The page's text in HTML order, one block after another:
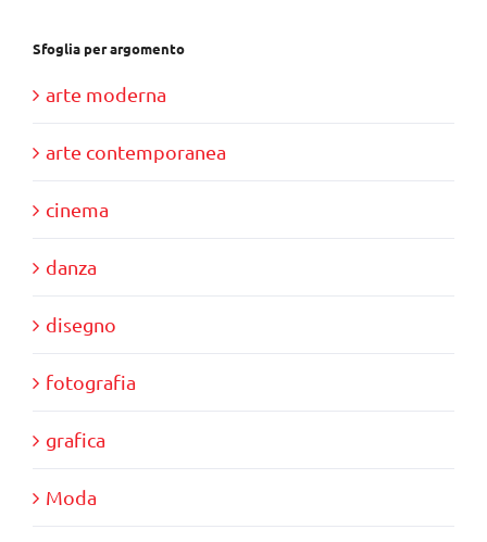
Sfoglia per argomento
arte moderna
arte contemporanea
cinema
danza
disegno
fotografia
grafica
Moda